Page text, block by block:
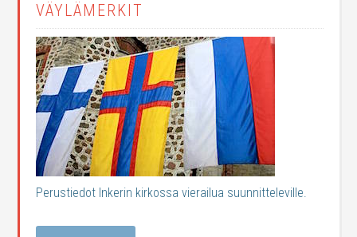
VÄYLÄMERKIT
Perustiedot Inkerin kirkossa vierailua suunnitteleville.